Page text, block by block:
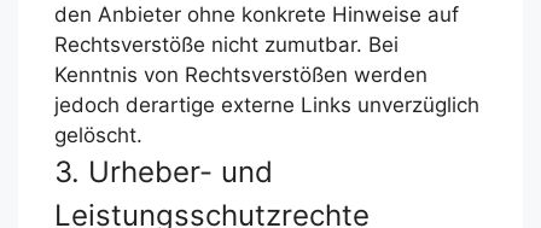
den Anbieter ohne konkrete Hinweise auf
Rechtsverstöße nicht zumutbar. Bei
Kenntnis von Rechtsverstößen werden
jedoch derartige externe Links unverzüglich
gelöscht.
3. Urheber- und
Leistungsschutzrechte